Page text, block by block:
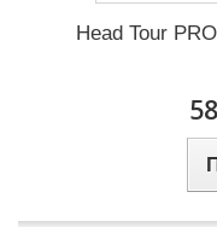
Head Tour